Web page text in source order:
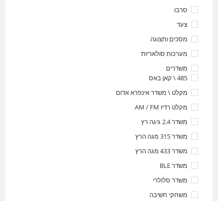
סרבו
צעד
מסכים ותצוגה
מערכות סולאריות
משדרים
485 \ קאן באס
מקלט \ משדר אינפרא אדום
מקלט רדיו AM / FM
משדר 2.4 גיגה רץ
משדר 315 מגה הרץ
משדר 433 מגה הרץ
משדר BLE
משדר סלולרי
משחקי חשיבה